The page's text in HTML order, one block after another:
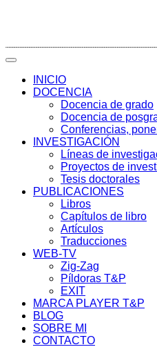
INICIO
DOCENCIA
Docencia de grado
Docencia de
Conferencias,
INVESTIGACIÓN
Líneas de
Proyectos de
Tesis doctorales
PUBLICACIONES
Libros
Capítulos de libro
Artículos
Traducciones
WEB-TV
Zig-Zag
Píldoras T&P
EXIT
MARCA PLAYER T&P
BLOG
SOBRE MI
CONTACTO